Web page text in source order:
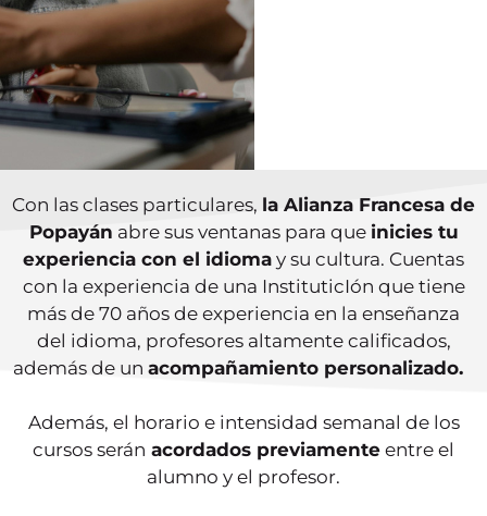
Con las clases particulares, la Alianza Francesa de
Popayán abre sus ventanas para que inicies tu
experiencia con el idioma y su cultura. Cuentas
con la experiencia de una InstituticIón que tiene
más de 70 años de experiencia en la enseñanza
del idioma, profesores altamente calificados,
además de un acompañamiento personalizado.
Además, el horario e intensidad semanal de los
cursos serán acordados previamente entre el
alumno y el profesor.